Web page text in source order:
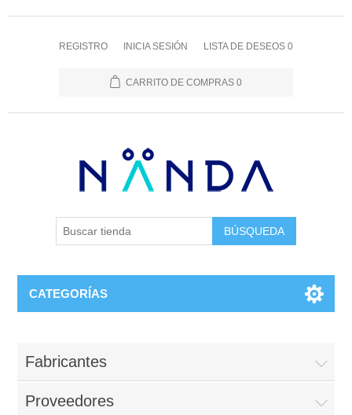
REGISTRO INICIA SESIÓN LISTA DE DESEOS 0
CARRITO DE COMPRAS 0
BÚSQUEDA
CATEGORÍAS
Fabricantes
Proveedores